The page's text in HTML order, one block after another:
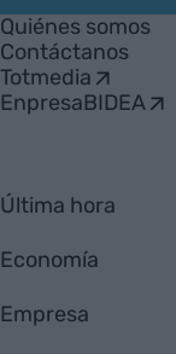
Empresa
Quiénes somos
Contáctanos
Totmedia
EnpresaBIDEA
Última hora
Economía
Empresa